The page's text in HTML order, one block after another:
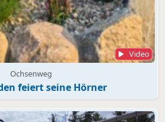
Video
Ochsenweg
feiert seine Hörner